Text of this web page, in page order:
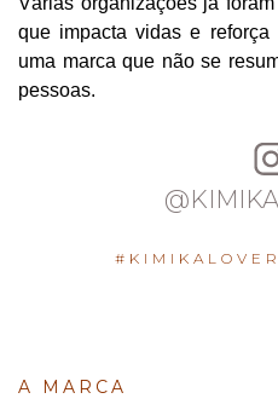
que impacta vidas e reforça
uma marca que não se
pessoas.
A MARCA